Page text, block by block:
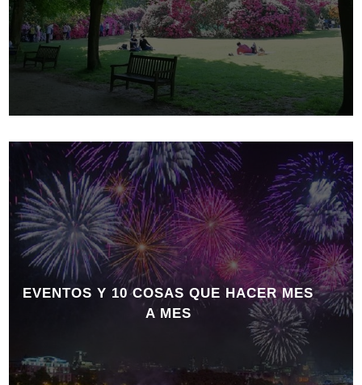
EVENTOS Y 10 COSAS QUE HACER MES
A MES